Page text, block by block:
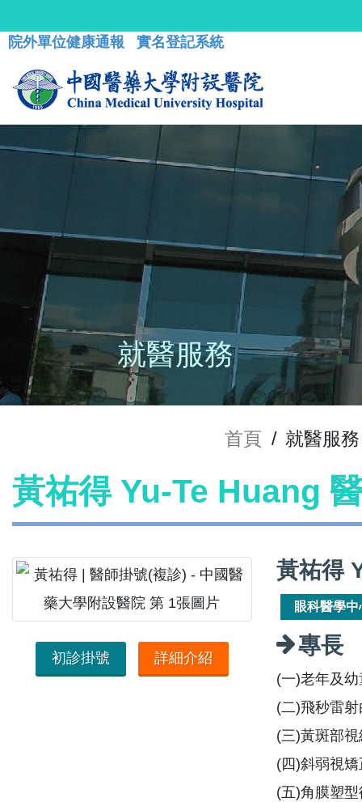
院外單位健康通報 實名登記系統
就醫服務
首頁 / 就醫服務
黃祐得 Yu-Te Huang
初診掛號 詳細介紹
黃祐得
眼科醫學中
專長
(一)老年及
(二)飛秒雷
(三)黃斑部
(四)斜弱視
(五)角膜塑型